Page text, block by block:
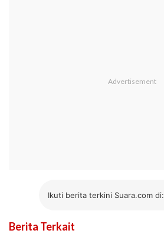
Ikuti berita terkini Suara.com di:
Berita Terkait